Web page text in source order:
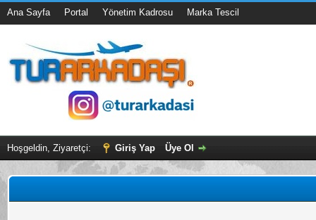
Ana Sayfa Portal Yönetim Kadrosu Marka Tescil
Hoşgeldin, Ziyaretçi: Giriş Yap Üye Ol